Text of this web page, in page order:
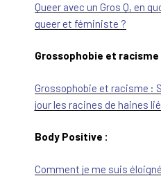
Queer avec un Gros Q, en
queer et féministe ?
Grossophobie et racisme
Grossophobie et racisme :
jour les racines de haines
Body Positive :
Comment je me suis